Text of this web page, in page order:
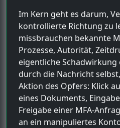
Im Kern geht es darum,
kontrollierte Richtung zu
missbrauchen bekannte
Prozesse, Autorität,
eigentliche
durch die Nachricht
Aktion des Opfers: Klick
eines Dokuments,
Freigabe einer MFA-
an ein manipuliertes